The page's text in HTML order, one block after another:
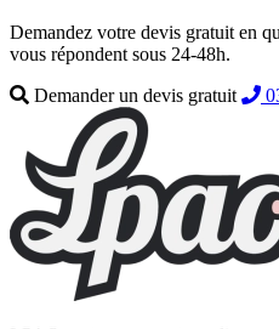
Demandez votre devis gratuit en
vous répondent sous 24-48h.
Demander un devis gratuit